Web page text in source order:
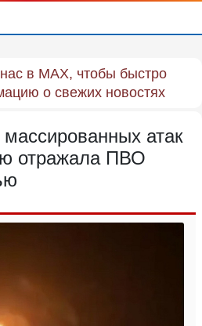
в MAX, чтобы быстро
о свежих новостях
атак
отражала ПВО